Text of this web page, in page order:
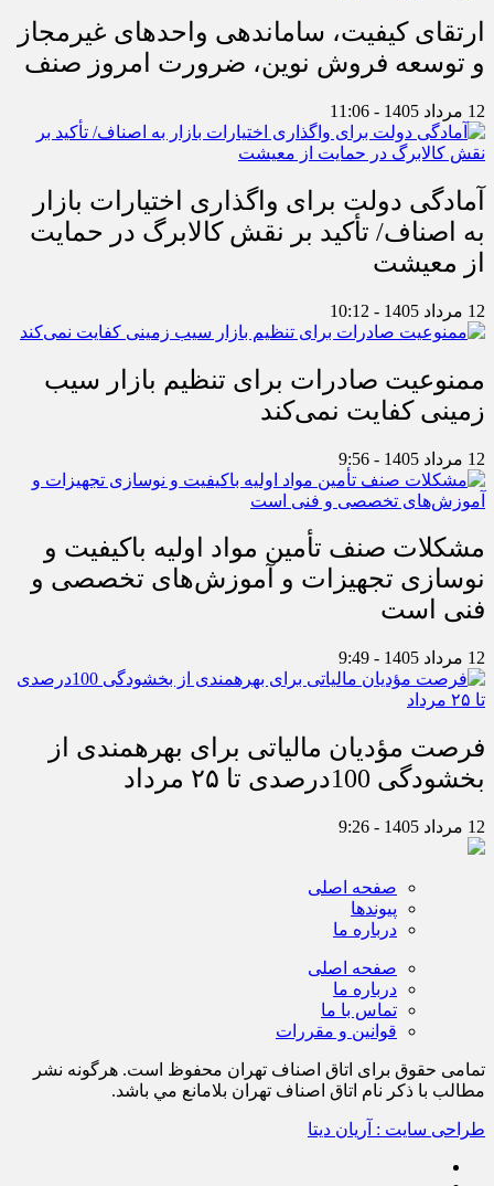
ارتقای کیفیت، ساماندهی واحدهای غیرمجاز
و توسعه فروش نوین، ضرورت امروز صنف
12 مرداد 1405 - 11:06
آمادگی دولت برای واگذاری اختیارات بازار
به اصناف/ تأکید بر نقش کالابرگ در حمایت
از معیشت
12 مرداد 1405 - 10:12
ممنوعیت صادرات برای تنظیم بازار سیب
زمینی کفایت نمی‌کند
12 مرداد 1405 - 9:56
مشکلات صنف تأمین مواد اولیه باکیفیت و
نوسازی تجهیزات و آموزش‌های تخصصی و
فنی است
12 مرداد 1405 - 9:49
فرصت مؤدیان مالیاتی برای بهره‎مندی از
بخشودگی 100درصدی تا ۲۵ مرداد
12 مرداد 1405 - 9:26
صفحه اصلی
پیوندها
درباره ما
صفحه اصلی
درباره ما
تماس با ما
قوانین و مقررات
تمامی حقوق برای اتاق اصناف تهران محفوظ است. هرگونه نشر
مطالب با ذكر نام اتاق اصناف تهران بلامانع مي باشد.
طراحی سایت : آریان دیتا